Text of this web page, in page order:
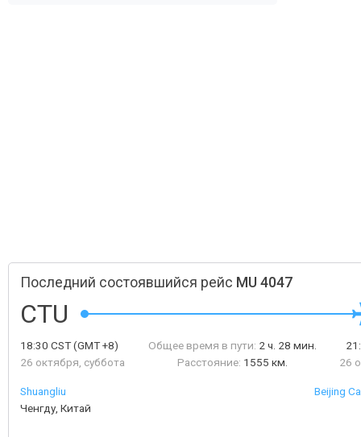
Последний состоявшийся рейс MU 4047
CTU
18:30 CST(GMT +8)
26 октября, суббота
Общее время в пути: 2 ч. 28 мин.
Расстояние: 1555 км.
26
Shuangliu
Ченгду, Китай
Beijing